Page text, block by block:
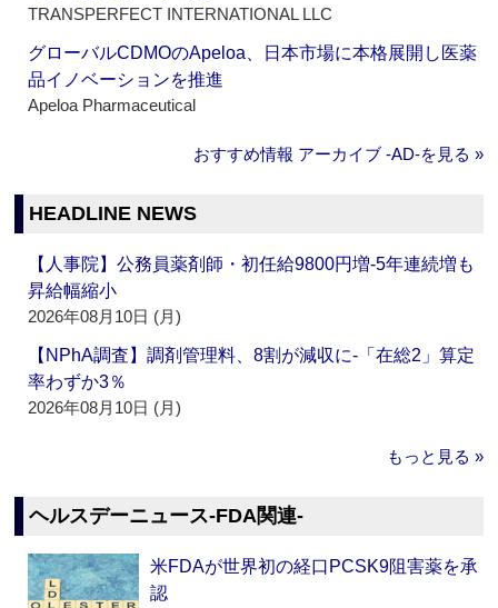
TRANSPERFECT INTERNATIONAL LLC
グローバルCDMOのApeloa、日本市場に本格展開し医薬
品イノベーションを推進
Apeloa Pharmaceutical
おすすめ情報 アーカイブ ‐AD‐を見る »
HEADLINE NEWS
【人事院】公務員薬剤師・初任給9800円増‐5年連続増も
昇給幅縮小
2026年08月10日 (月)
【NPhA調査】調剤管理料、8割が減収に‐「在総2」算定
率わずか3％
2026年08月10日 (月)
もっと見る »
ヘルスデーニュース‐FDA関連‐
米FDAが世界初の経口PCSK9阻害薬を承
認